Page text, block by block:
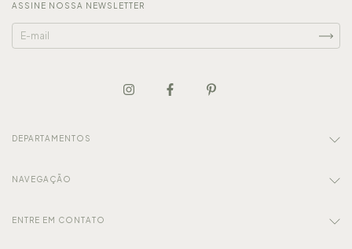
ASSINE NOSSA NEWSLETTER
DEPARTAMENTOS
NAVEGAÇÃO
ENTRE EM CONTATO